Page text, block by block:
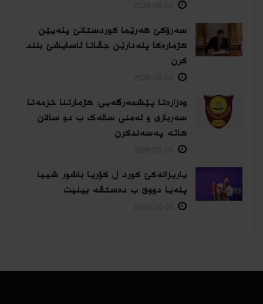
سەرۆکێ هەرێما کوردستانێ پلەیێن
هژمارەكا پلەدارێن جڤاتا ئاسایشێ بلند
كرن
وەزارەتا پێشمەرگەیی: هژمارتنا خزمەتا
سەربازی و ئەمنی سالەک ب دو سالان
هاتە پەسەندكرن
یاریزانەكێ کورد ل کۆریا باشور شییا
پلەیا دووێ ب دەستڤە بینیت